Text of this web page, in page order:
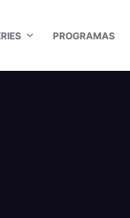
PROGRAMAS